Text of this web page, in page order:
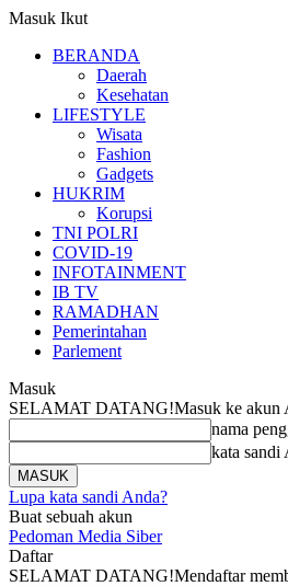
Masuk Ikut
BERANDA
Daerah
Kesehatan
LIFESTYLE
Wisata
Fashion
Gadgets
HUKRIM
Korupsi
TNI POLRI
COVID-19
INFOTAINMENT
IB TV
RAMADHAN
Pemerintahan
Parlement
Masuk
SELAMAT DATANG!Masuk ke akun
nama
kata sandi
Lupa kata sandi Anda?
Buat sebuah akun
Pedoman Media Siber
Daftar
SELAMAT DATANG!Mendaftar